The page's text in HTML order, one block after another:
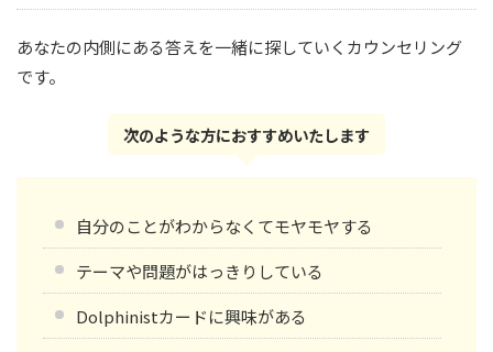
あなたの内側にある答えを一緒に探していくカウンセリング
です。
次のような方におすすめいたします
自分のことがわからなくてモヤモヤする
テーマや問題がはっきりしている
Dolphinistカードに興味がある